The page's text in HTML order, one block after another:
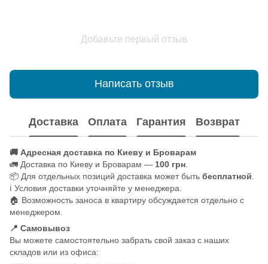
Добавьте первый отзыв
Написать отзыв
Доставка Оплата Гарантия Возврат
🚚 Адресная доставка по Киеву и Броварам
🚛 Доставка по Киеву и Броварам — 100 грн
📦 Для отдельных позиций доставка может быть бесплатной
ℹ️ Условия доставки уточняйте у менеджера.
🏠 Возможность заноса в квартиру обсуждается отдельно с
менеджером.
📍 Самовывоз
Вы можете самостоятельно забрать свой заказ с наших
складов или из офиса: